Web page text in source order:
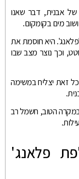
של אבנית, דבר שאנו
מים בקומקום.
היא חוסמת את
וכך נוצר מצב שבו
זאת יצליח במשימה
הטוב, חשמל רב
פלאנג'